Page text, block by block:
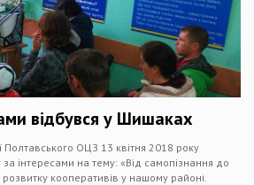
відбувся у Шишаках
Полтавського ОЦЗ 13 квітня 2018 року
інтересами на тему: «Від самопізнання до
розвитку кооперативів у нашому районі.